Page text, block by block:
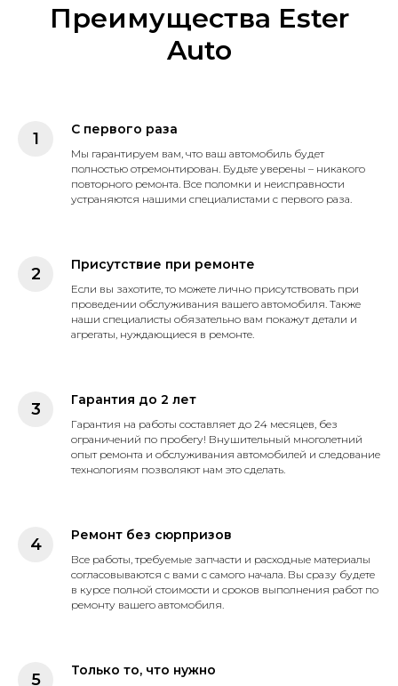
Преимущества Ester
Auto
С первого раза
Мы гарантируем вам, что ваш автомобиль будет
полностью отремонтирован. Будьте уверены – никакого
повторного ремонта. Все поломки и неисправности
устраняются нашими специалистами с первого раза.
Присутствие при ремонте
Если вы захотите, то можете лично присутствовать при
проведении обслуживания вашего автомобиля. Также
наши специалисты обязательно вам покажут детали и
агрегаты, нуждающиеся в ремонте.
Гарантия до 2 лет
Гарантия на работы составляет до 24 месяцев, без
ограничений по пробегу! Внушительный многолетний
опыт ремонта и обслуживания автомобилей и следование
технологиям позволяют нам это сделать.
Ремонт без сюрпризов
Все работы, требуемые запчасти и расходные материалы
согласовываются с вами с самого начала. Вы сразу будете
в курсе полной стоимости и сроков выполнения работ по
ремонту вашего автомобиля.
Только то, что нужно